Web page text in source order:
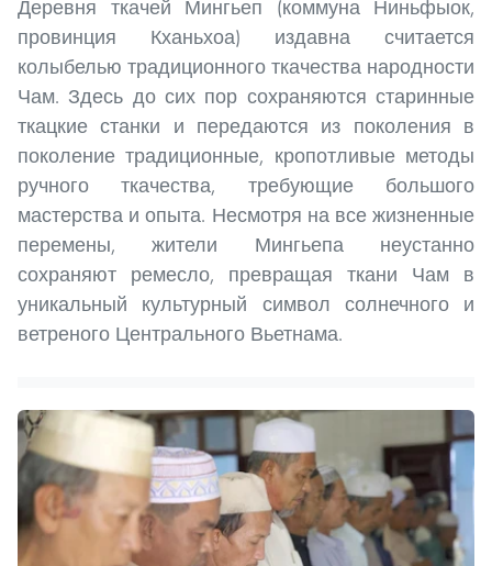
Деревня ткачей Мингьеп (коммуна Ниньфыок,
провинция Кханьхоа) издавна считается
колыбелью традиционного ткачества народности
Чам. Здесь до сих пор сохраняются старинные
ткацкие станки и передаются из поколения в
поколение традиционные, кропотливые методы
ручного ткачества, требующие большого
мастерства и опыта. Несмотря на все жизненные
перемены, жители Мингьепа неустанно
сохраняют ремесло, превращая ткани Чам в
уникальный культурный символ солнечного и
ветреного Центрального Вьетнама.